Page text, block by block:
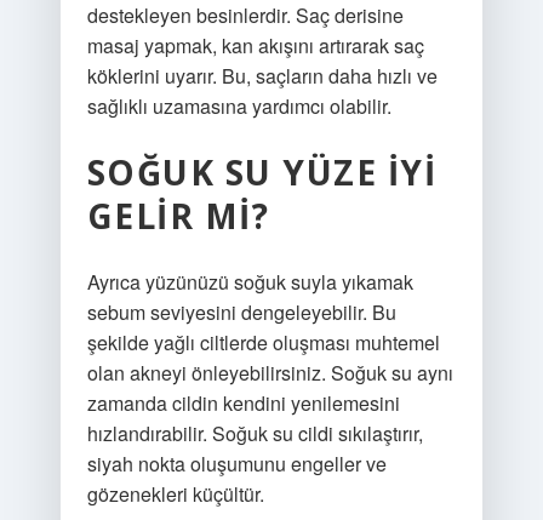
destekleyen besinlerdir. Saç derisine
masaj yapmak, kan akışını artırarak saç
köklerini uyarır. Bu, saçların daha hızlı ve
sağlıklı uzamasına yardımcı olabilir.
SOĞUK SU YÜZE IYI
GELIR MI?
Ayrıca yüzünüzü soğuk suyla yıkamak
sebum seviyesini dengeleyebilir. Bu
şekilde yağlı ciltlerde oluşması muhtemel
olan akneyi önleyebilirsiniz. Soğuk su aynı
zamanda cildin kendini yenilemesini
hızlandırabilir. Soğuk su cildi sıkılaştırır,
siyah nokta oluşumunu engeller ve
gözenekleri küçültür.